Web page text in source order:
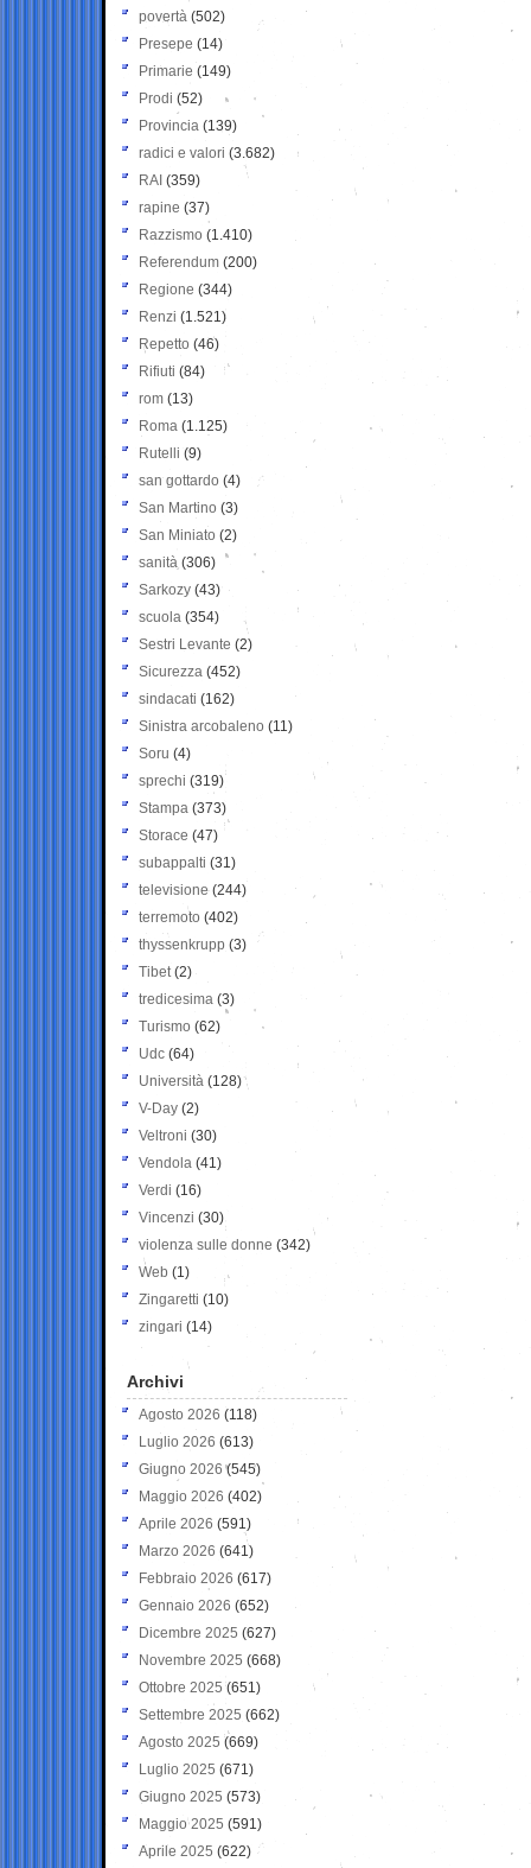
povertà (502)
Presepe (14)
Primarie (149)
Prodi (52)
Provincia (139)
radici e valori (3.682)
RAI (359)
rapine (37)
Razzismo (1.410)
Referendum (200)
Regione (344)
Renzi (1.521)
Repetto (46)
Rifiuti (84)
rom (13)
Roma (1.125)
Rutelli (9)
san gottardo (4)
San Martino (3)
San Miniato (2)
sanità (306)
Sarkozy (43)
scuola (354)
Sestri Levante (2)
Sicurezza (452)
sindacati (162)
Sinistra arcobaleno (11)
Soru (4)
sprechi (319)
Stampa (373)
Storace (47)
subappalti (31)
televisione(244)
terremoto (402)
thyssenkrupp (3)
Tibet(2)
tredicesima (3)
Turismo (62)
Udc (64)
Università (128)
V-Day (2)
Veltroni (30)
Vendola (41)
Verdi (16)
Vincenzi (30)
violenza sulle donne (342)
Web (1)
Zingaretti (10)
zingari (14)
Archivi
Agosto 2026 (118)
Luglio 2026 (613)
Giugno 2026 (545)
Maggio 2026 (402)
Aprile 2026 (591)
Marzo 2026 (641)
Febbraio 2026 (617)
Gennaio 2026 (652)
Dicembre 2025 (627)
Novembre 2025 (668)
Ottobre 2025 (651)
Settembre 2025 (662)
Agosto 2025 (669)
Luglio 2025 (671)
Giugno 2025 (573)
Maggio 2025 (591)
Aprile 2025 (622)